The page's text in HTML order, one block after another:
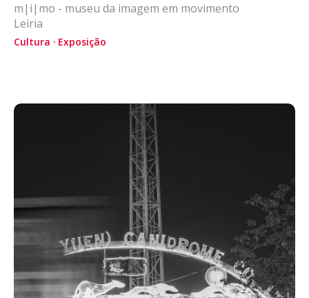
Contactos
Informações
Acompanhe a Leiria Agenda
DESPORTO
m|i|mo - museu da imagem em movimento
Leiria
Cultura Exposição
Gravar